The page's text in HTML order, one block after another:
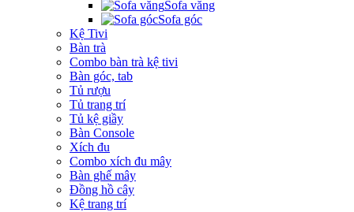
Sofa văng
Sofa góc
Kệ Tivi
Bàn trà
Combo bàn trà kệ tivi
Bàn góc, tab
Tủ rượu
Tủ trang trí
Tủ kệ giầy
Bàn Console
Xích đu
Combo xích đu mây
Bàn ghế mây
Đồng hồ cây
Kệ trang trí